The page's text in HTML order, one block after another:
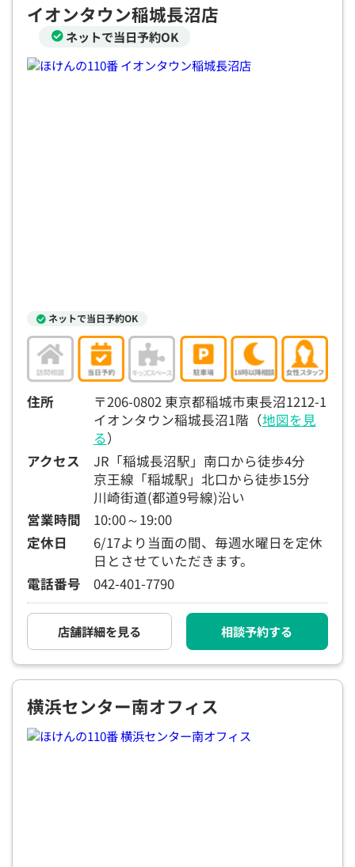
イオンタウン稲城長沼店
ネットで当日予約OK
ネットで当日予約OK
住所
〒206-0802 東京都稲城市東長沼1212-1
イオンタウン稲城長沼1階（地図を見
る）
アクセス
JR「稲城長沼駅」南口から徒歩4分
京王線「稲城駅」北口から徒歩15分
川崎街道(都道9号線)沿い
営業時間
10:00～19:00
定休日
6/17より当面の間、毎週水曜日を定休
日とさせていただきます。
電話番号
042-401-7790
店舗詳細を見る 相談予約する
横浜センター南オフィス